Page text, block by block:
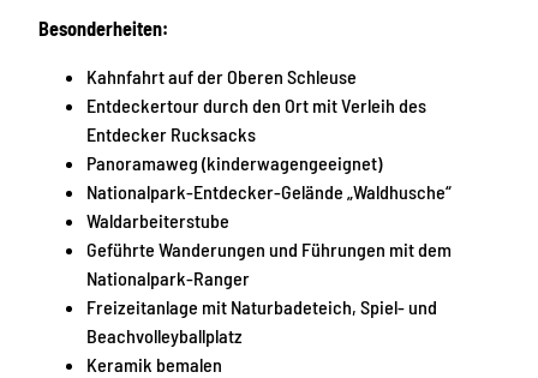
Besonderheiten:
Kahnfahrt auf der Oberen Schleuse
Entdeckertour durch den Ort mit Verleih des
Entdecker Rucksacks
Panoramaweg (kinderwagengeeignet)
Nationalpark-Entdecker-Gelände „Waldhusche“
Waldarbeiterstube
Geführte Wanderungen und Führungen mit dem
Nationalpark-Ranger
Freizeitanlage mit Naturbadeteich, Spiel- und
Beachvolleyballplatz
Keramik bemalen